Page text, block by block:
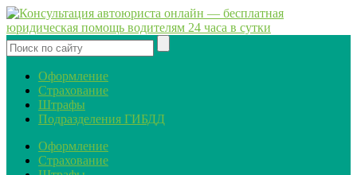
Оформление
Страхование
Штрафы
Подразделения ГИБДД
Оформление
Страхование